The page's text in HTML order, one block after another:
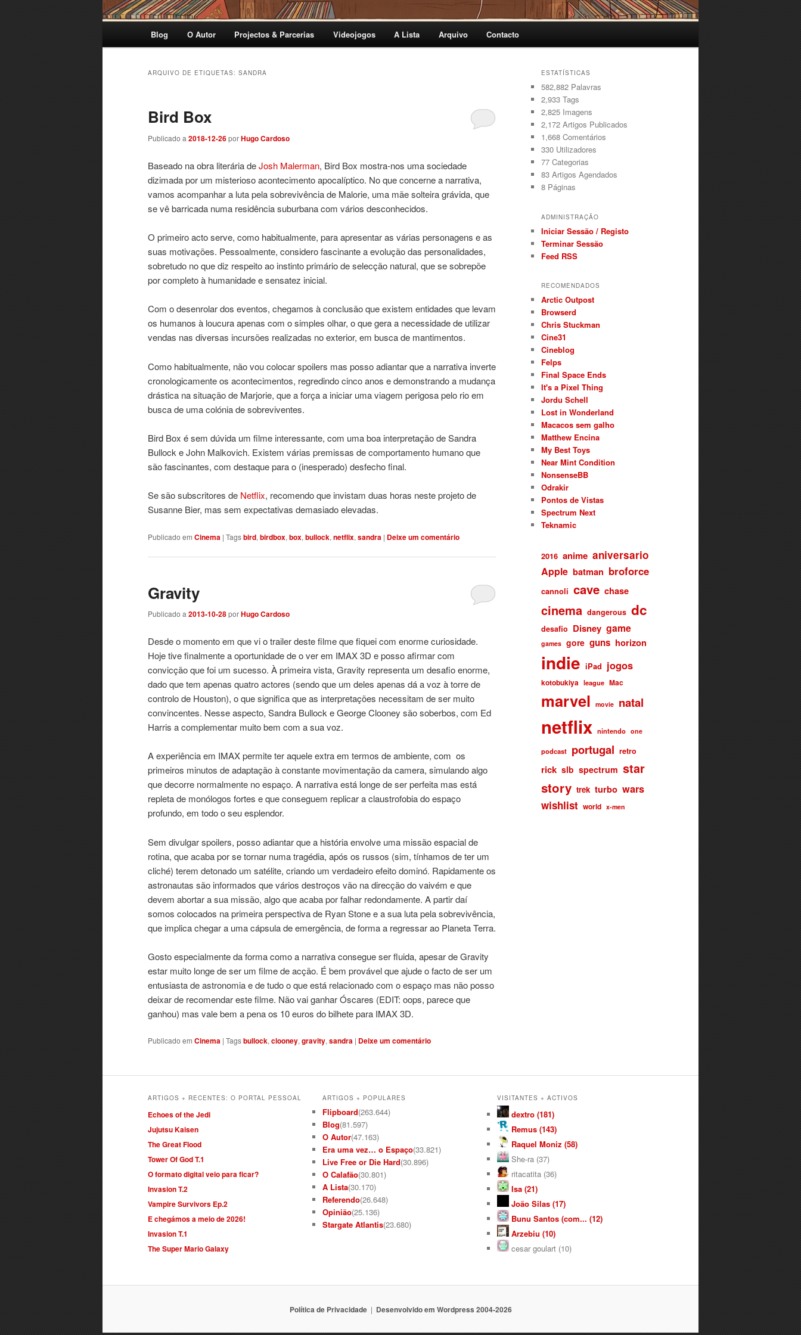
Blog O Autor Projectos & Parcerias Videojogos A Lista Arquivo Contacto
ARQUIVO DE ETIQUETAS: SANDRA
Bird Box
Publicado a 2018-12-26porHugo Cardoso
Baseado na obra literária deJosh Malerman, Bird Box mostra-nos uma sociedade
dizimada por um misterioso acontecimento apocalíptico. No que concerne a narrativa,
vamos acompanhar a luta pela sobrevivência de Malorie, uma mãe solteira grávida, que
se vê barricada numa residência suburbana com vários desconhecidos.
O primeiro acto serve, como habitualmente, para apresentar as várias personagens e as
suas motivações. Pessoalmente, considero fascinante a evolução das personalidades,
sobretudo no que diz respeito ao instinto primário de selecção natural, que se sobrepõe
por completo à humanidade e sensatez inicial.
Com o desenrolar dos eventos, chegamos à conclusão que existem entidades que levam
os humanos à loucura apenas com o simples olhar, o que gera a necessidade de utilizar
vendas nas diversas incursões realizadas no exterior, em busca de mantimentos.
Como habitualmente, não vou colocar spoilers mas posso adiantar que a narrativa inverte
cronologicamente os acontecimentos, regredindo cinco anos e demonstrando a mudança
drástica na situação de Marjorie, que a força a iniciar uma viagem perigosa pelo rio em
busca de uma colónia de sobreviventes.
Bird Box é sem dúvida um filme interessante, com uma boa interpretação de Sandra
Bullock e John Malkovich. Existem várias premissas de comportamento humano que
são fascinantes, com destaque para o (inesperado) desfecho final.
Se são subscritores de Netflix, recomendo que invistam duas horas neste projeto de
Susanne Bier, mas sem expectativas demasiado elevadas.
Publicado em Cinema | Tagsbird, birdbox, box, bullock, netflix, sandra | Deixe um comentário
Gravity
Publicado a 2013-10-28porHugo Cardoso
Desde o momento em que vi o trailer deste filme que fiquei com enorme curiosidade.
Hoje tive finalmente a oportunidade de o ver em IMAX 3D e posso afirmar com
convicção que foi um sucesso. À primeira vista, Gravity representa um desafio enorme,
dado que tem apenas quatro actores (sendo que um deles apenas dá a voz à torre de
controlo de Houston), o que significa que as interpretações necessitam de ser muito
convincentes. Nesse aspecto, Sandra Bullock e George Clooney são soberbos, com Ed
Harris a complementar muito bem com a sua voz.
A experiência em IMAX permite ter aquele extra em termos de ambiente, com os
primeiros minutos de adaptação à constante movimentação da camera, simulando algo
que decorre normalmente no espaço. A narrativa está longe de ser perfeita mas está
repleta de monólogos fortes e que conseguem replicar a claustrofobia do espaço
profundo, em todo o seu esplendor.
Sem divulgar spoilers, posso adiantar que a história envolve uma missão espacial de
rotina, que acaba por se tornar numa tragédia, após os russos (sim, tínhamos de ter um
cliché) terem detonado um satélite, criando um verdadeiro efeito dominó. Rapidamente os
astronautas são informados que vários destroços vão na direcção do vaivém e que
devem abortar a sua missão, algo que acaba por falhar redondamente. A partir daí
somos colocados na primeira perspectiva de Ryan Stone e a sua luta pela sobrevivência,
que implica chegar a uma cápsula de emergência, de forma a regressar ao Planeta Terra.
Gosto especialmente da forma como a narrativa consegue ser fluida, apesar de Gravity
estar muito longe de ser um filme de acção. É bem provável que ajude o facto de ser um
entusiasta de astronomia e de tudo o que está relacionado com o espaço mas não posso
deixar de recomendar este filme. Não vai ganhar Óscares (EDIT: oops, parece que
ganhou) mas vale bem a pena os 10 euros do bilhete para IMAX 3D.
Publicado em Cinema | Tagsbullock, clooney, gravity, sandra | Deixe um comentário
ESTATÍSTICAS
582,882 Palavras
2,933 Tags
2,825 Imagens
2,172 Artigos Publicados
1,668 Comentários
330 Utilizadores
77 Categorias
83 Artigos Agendados
8 Páginas
ADMINISTRAÇÃO
Iniciar Sessão / Registo
Terminar Sessão
Feed RSS
RECOMENDADOS
Arctic Outpost
Browserd
Chris Stuckman
Cine31
Cineblog
Felps
Final Space Ends
It's a Pixel Thing
Jordu Schell
Lost in Wonderland
Macacos sem galho
Matthew Encina
My Best Toys
Near Mint Condition
NonsenseBB
Odrakir
Pontos de Vistas
Spectrum Next
Teknamic
2016 anime aniversario
Apple batman broforce
cannoli cave chase
cinema dangerous dc
desafio Disney game
games gore guns horizon
indie iPad jogos
kotobukiya league Mac
marvel movie natal
netflix nintendo one
podcast portugal retro
rick slb spectrum star
story trek turbo wars
wishlist world x-men
ARTIGOS + RECENTES: O PORTAL PESSOAL
Echoes of the Jedi
Jujutsu Kaisen
The Great Flood
Tower Of God T.1
O formato digital veio para ficar?
Invasion T.2
Vampire Survivors Ep.2
E chegámos a meio de 2026!
Invasion T.1
The Super Mario Galaxy
ARTIGOS + POPULARES
Flipboard(263.644)
Blog(81.597)
O Autor(47.163)
Era uma vez… o Espaço(33.821)
Live Free or Die Hard(30.896)
O Calafão(30.801)
A Lista(30.170)
Referendo(26.648)
Opinião(25.136)
Stargate Atlantis(23.680)
VISITANTES + ACTIVOS
dextro (181)
Remus (143)
Raquel Moniz (58)
She-ra (37)
ritacatita (36)
Isa (21)
João Silas (17)
Bunu Santos (com... (12)
Arzebiu (10)
cesar goulart (10)
Política de Privacidade Desenvolvido em Wordpress 2004-2026